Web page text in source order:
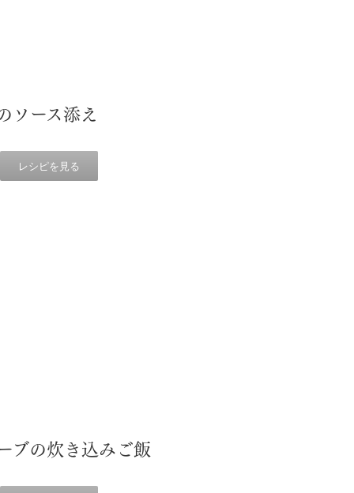
ソース添え
レシピを見る
ブの炊き込みご飯